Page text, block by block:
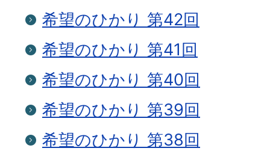
希望のひかり 第42回
希望のひかり 第41回
希望のひかり 第40回
希望のひかり 第39回
希望のひかり 第38回